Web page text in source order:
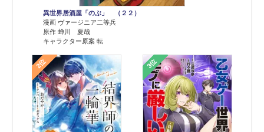
異世界居酒屋「のぶ」 （２２）
漫画 ヴァージニア二等兵
原作 蝉川 夏哉
キャラクター原案 転
2位 3位